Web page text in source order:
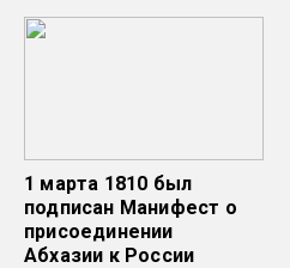
1 марта 1810 был
подписан Манифест о
присоединении
Абхазии к России